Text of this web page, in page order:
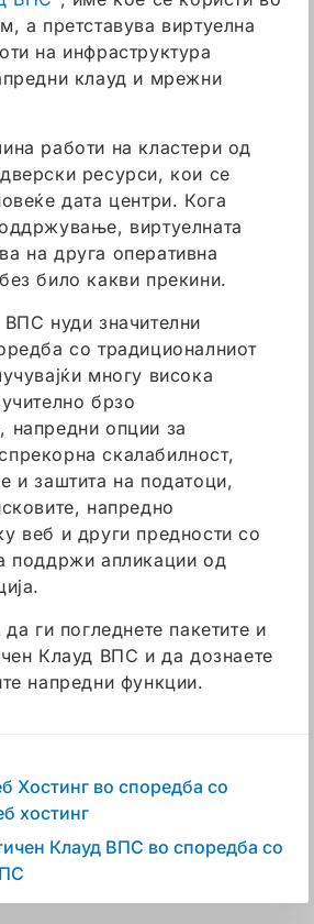
а претставува виртуелна
на инфраструктура
клауд и мрежни
работи на кластери од
ресурси, кои се
дата центри. Кога
виртуелната
на друга оперативна
било какви прекини.
нуди значителни
со традиционалниот
многу висока
брзо
напредни опции за
скалабилност,
и заштита на податоци,
напредно
веб и други предности со
поддржи апликации од
да ги погледнете пакетите и
Клауд ВПС и да дознаете
напредни функции.
Хостинг во споредба со
хостинг
Клауд ВПС во споредба со